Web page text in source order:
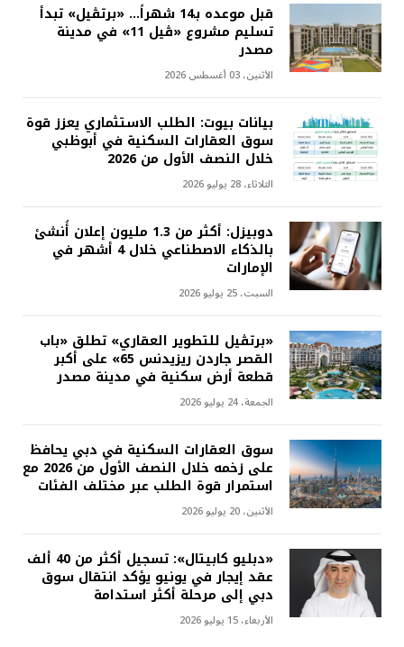
قبل موعده بـ14 شهراً... «برتڤيل» تبدأ
تسليم مشروع «ڤيل 11» في مدينة
مصدر
الأثنين، 03 أغسطس 2026
بيانات بيوت: الطلب الاستثماري يعزز قوة
سوق العقارات السكنية في أبوظبي
خلال النصف الأول من 2026
الثلاثاء، 28 يوليو 2026
دوبيزل: أكثر من 1.3 مليون إعلان أُنشئ
بالذكاء الاصطناعي خلال 4 أشهر في
الإمارات
السبت، 25 يوليو 2026
«برتڤيل للتطوير العقاري» تطلق «باب
القصر جاردن ريزيدنس 65» على أكبر
قطعة أرض سكنية في مدينة مصدر
الجمعة، 24 يوليو 2026
سوق العقارات السكنية في دبي يحافظ
على زخمه خلال النصف الأول من 2026 مع
استمرار قوة الطلب عبر مختلف الفئات
الأثنين، 20 يوليو 2026
«دبليو كابيتال»: تسجيل أكثر من 40 ألف
عقد إيجار في يونيو يؤكد انتقال سوق
دبي إلى مرحلة أكثر استدامة
الأربعاء، 15 يوليو 2026